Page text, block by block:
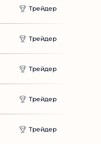
Трейдер
Трейдер
Трейдер
Трейдер
Трейдер